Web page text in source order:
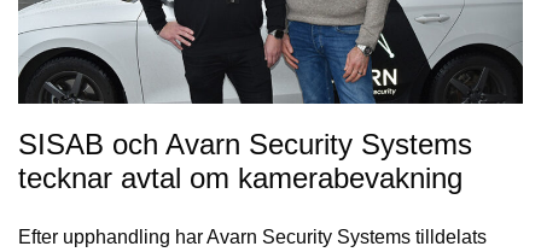
SISAB och Avarn Security Systems
tecknar avtal om kamerabevakning
Efter upphandling har Avarn Security Systems tilldelats